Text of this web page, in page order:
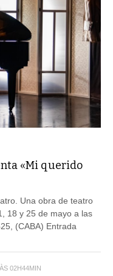
«Mi querido
Una obra de teatro
18 y 25 de mayo a las
(CABA) Entrada
02H44MIN